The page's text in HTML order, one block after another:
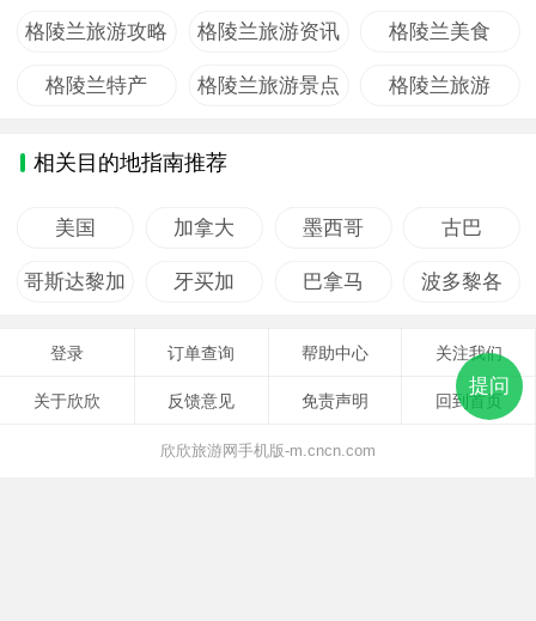
格陵兰旅游攻略 格陵兰旅游资讯 格陵兰美食
格陵兰特产 格陵兰旅游景点 格陵兰旅游
相关目的地指南推荐
美国 加拿大 墨西哥 古巴
哥斯达黎加 牙买加 巴拿马 波多黎各
提问
登录 订单查询 帮助中心 关注我们
关于欣欣 反馈意见 免责声明 回到首页
欣欣旅游网手机版-m.cncn.com